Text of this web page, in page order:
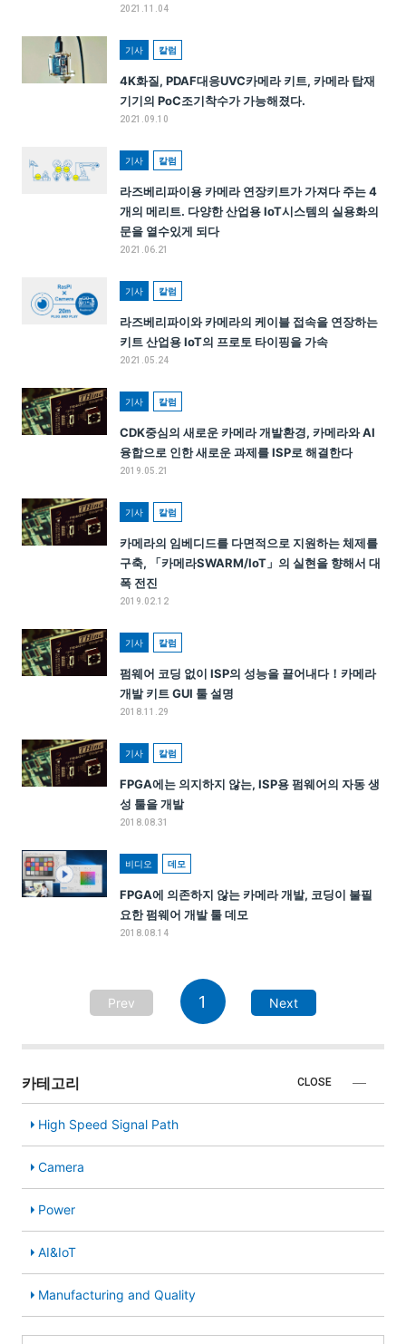
2021.11.04
기사 칼럼
4K화질, PDAF대응UVC카메라 키트, 카메라 탑재
기기의 PoC조기착수가 가능해졌다.
2021.09.10
기사 칼럼
라즈베리파이용 카메라 연장키트가 가져다 주는 4
개의 메리트. 다양한 산업용 IoT시스템의 실용화의
문을 열수있게 되다
2021.06.21
기사 칼럼
라즈베리파이와 카메라의 케이블 접속을 연장하는
키트 산업용 IoT의 프로토 타이핑을 가속
2021.05.24
기사 칼럼
CDK중심의 새로운 카메라 개발환경, 카메라와 AI
융합으로 인한 새로운 과제를 ISP로 해결한다
2019.05.21
기사 칼럼
카메라의 임베디드를 다면적으로 지원하는 체제를
구축, 「카메라SWARM/IoT」의 실현을 향해서 대
폭 전진
2019.02.12
기사 칼럼
펌웨어 코딩 없이 ISP의 성능을 끌어내다！카메라
개발 키트 GUI 툴 설명
2018.11.29
기사 칼럼
FPGA에는 의지하지 않는, ISP용 펌웨어의 자동 생
성 툴을 개발
2018.08.31
비디오 데모
FPGA에 의존하지 않는 카메라 개발, 코딩이 불필
요한 펌웨어 개발 툴 데모
2018.08.14
Prev 1 Next
카테고리 CLOSE
High Speed Signal Path
Camera
Power
AI&IoT
Manufacturing and Quality